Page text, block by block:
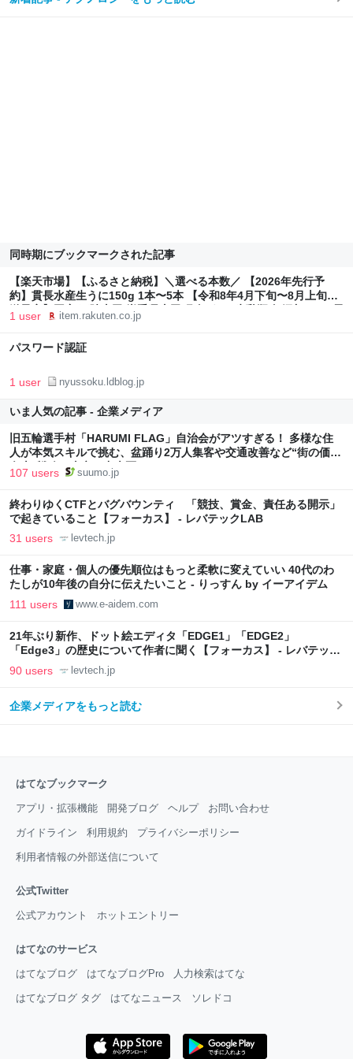
同時期にブックマークされた記事
【楽天市場】【ふるさと納税】＼選べる本数／ 【2026年先行予
約】貫長水産生うに150g 1本〜5本 【令和8年4月下旬〜8月上旬配
送予定】国産 三陸山田 岩手県山田町 旬 うに 牛乳瓶 無添加 ウニ 雲
丹 うに丼 YD-693var：岩手県山田町
1 user item.rakuten.co.jp
パスワード認証
1 user nyussoku.ldblog.jp
いま人気の記事 - 企業メディア
旧五輪選手村「HARUMI FLAG」自治会がアツすぎる！ 多様な住
人が本気スキルで挑む、盆踊り2万人集客や交通改善など“街の価値
向上”戦略 東京・中央区
107 users suumo.jp
終わりゆくCTFとバグバウンティ 「競技、賞金、責任ある開示」
で起きていること【フォーカス】 - レバテックLAB
31 users levtech.jp
仕事・家庭・個人の優先順位はもっと柔軟に変えていい 40代のわ
たしが10年後の自分に伝えたいこと - りっすん by イーアイデム
111 users www.e-aidem.com
21年ぶり新作、ドット絵エディタ「EDGE1」「EDGE2」
「Edge3」の歴史について作者に聞く【フォーカス】 - レバテック
LAB
90 users levtech.jp
企業メディアをもっと読む
はてなブックマーク
アプリ・拡張機能 開発ブログ ヘルプ お問い合わせ
ガイドライン 利用規約 プライバシーポリシー
利用者情報の外部送信について
公式Twitter
公式アカウント ホットエントリー
はてなのサービス
はてなブログ はてなブログPro 人力検索はてな
はてなブログ タグ はてなニュース ソレドコ